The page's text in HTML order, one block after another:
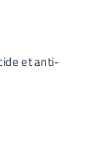
et anti-